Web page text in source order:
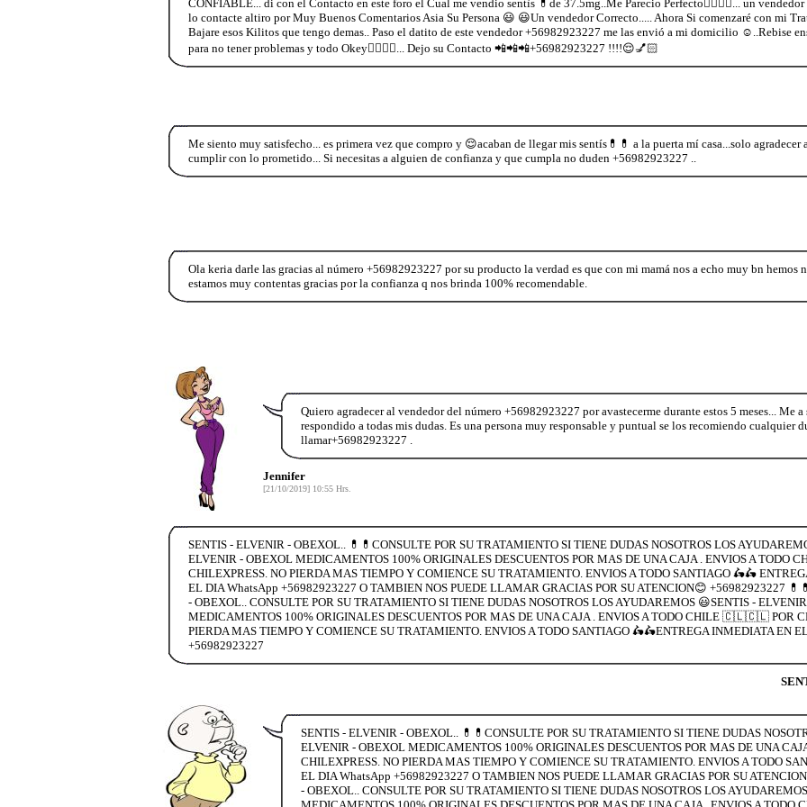
CONFIABLE... di con el Contacto en este foro el Cual me vendio sentìs 💊de 37.5mg..Me Parecio Perfecto👍🏻👍🏻... un
lo contacte altiro por Muy Buenos Comentarios Asia Su Persona 😃 😃Un vendedor Correcto..... Ahora Si comenzaré con mi
Bajare esos Kilitos que tengo demas.. Paso el datito de este vendedor +56982923227 me las envió a mi domicilio ☺..Rebise
para no tener problemas y todo Okey👍🏻👍🏻... Dejo su Contacto 📲📲📲+56982923227 !!!!😌💅🏻
Me siento muy satisfecho... es primera vez que compro y 😌acaban de llegar mis sentís💊💊 a la puerta mí casa...solo
cumplir con lo prometido... Si necesitas a alguien de confianza y que cumpla no duden +56982923227 ..
Ola keria darle las gracias al número +56982923227 por su producto la verdad es que con mi mamá nos a echo muy bn hemos
estamos muy contentas gracias por la confianza q nos brinda 100% recomendable.
Quiero agradecer al vendedor del número +56982923227 por avastecerme durante estos 5 meses... Me
respondido a todas mis dudas. Es una persona muy responsable y puntual se los recomiendo cualquier
llamar+56982923227 .
Jennifer
[21/10/2019] 10:55 Hrs.
SENTIS - ELVENIR - OBEXOL.. 💊💊CONSULTE POR SU TRATAMIENTO SI TIENE DUDAS NOSOTROS LOS
ELVENIR - OBEXOL MEDICAMENTOS 100% ORIGINALES DESCUENTOS POR MAS DE UNA CAJA . ENVIOS A
CHILEXPRESS. NO PIERDA MAS TIEMPO Y COMIENCE SU TRATAMIENTO. ENVIOS A TODO SANTIAGO 🛵🛵
EL DIA WhatsApp +56982923227 O TAMBIEN NOS PUEDE LLAMAR GRACIAS POR SU ATENCION😊 +56982923227
- OBEXOL.. CONSULTE POR SU TRATAMIENTO SI TIENE DUDAS NOSOTROS LOS AYUDAREMOS 😃SENTIS -
MEDICAMENTOS 100% ORIGINALES DESCUENTOS POR MAS DE UNA CAJA . ENVIOS A TODO CHILE 🇨🇱🇨🇱 POR
PIERDA MAS TIEMPO Y COMIENCE SU TRATAMIENTO. ENVIOS A TODO SANTIAGO 🛵🛵ENTREGA INMEDIATA EN
+56982923227
SENTIS - ELVENIR - OBEXOL.. 💊💊CONSULTE POR SU TRATAMIENTO SI TIENE DUDAS
ELVENIR - OBEXOL MEDICAMENTOS 100% ORIGINALES DESCUENTOS POR MAS DE UNA
CHILEXPRESS. NO PIERDA MAS TIEMPO Y COMIENCE SU TRATAMIENTO. ENVIOS A TODO
EL DIA WhatsApp +56982923227 O TAMBIEN NOS PUEDE LLAMAR GRACIAS POR SU
- OBEXOL.. CONSULTE POR SU TRATAMIENTO SI TIENE DUDAS NOSOTROS LOS